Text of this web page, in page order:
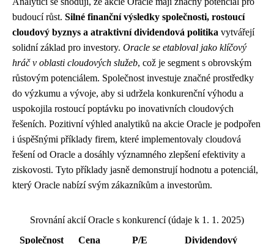
budoucí růst. Silné finanční výsledky společnosti, rostoucí
cloudový byznys a atraktivní dividendová politika vytvářejí
solidní základ pro investory. Oracle se etabloval jako klíčový
hráč v oblasti cloudových služeb, což je segment s obrovským
růstovým potenciálem. Společnost investuje značné prostředky
do výzkumu a vývoje, aby si udržela konkurenční výhodu a
uspokojila rostoucí poptávku po inovativních cloudových
řešeních. Pozitivní výhled analytiků na akcie Oracle je podpořen
i úspěšnými příklady firem, které implementovaly cloudová
řešení od Oracle a dosáhly významného zlepšení efektivity a
ziskovosti. Tyto příklady jasně demonstrují hodnotu a potenciál,
který Oracle nabízí svým zákazníkům a investorům.
Srovnání akcií Oracle s konkurencí (údaje k 1. 1. 2025)
Společnost
Cena
P/E
Dividendový